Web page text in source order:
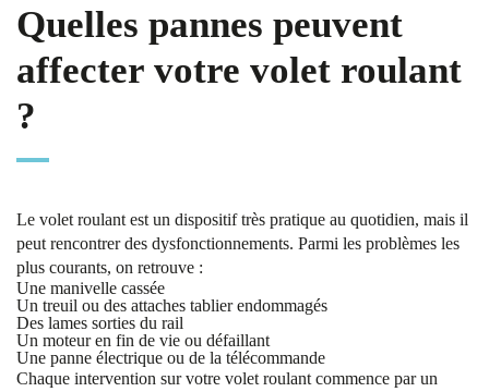
Quelles pannes peuvent
affecter votre volet roulant
?
Le volet roulant est un dispositif très pratique au quotidien, mais il
peut rencontrer des dysfonctionnements. Parmi les problèmes les
plus courants, on retrouve :
Une manivelle cassée
Un treuil ou des attaches tablier endommagés
Des lames sorties du rail
Un moteur en fin de vie ou défaillant
Une panne électrique ou de la télécommande
Chaque intervention sur votre volet roulant commence par un